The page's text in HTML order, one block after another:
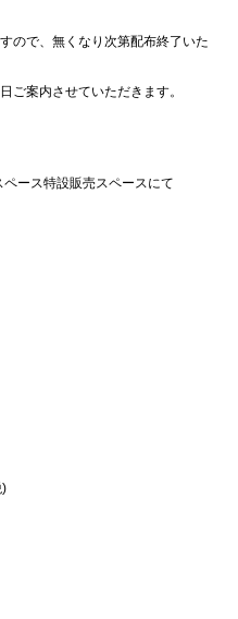
ので、無くなり次第配布終了いた
ご案内させていただきます。
ース特設販売スペースにて
)